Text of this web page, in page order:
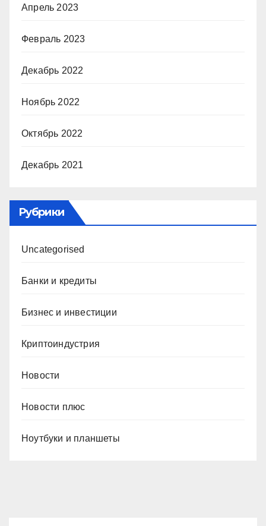
Апрель 2023
Февраль 2023
Декабрь 2022
Ноябрь 2022
Октябрь 2022
Декабрь 2021
Рубрики
Uncategorised
Банки и кредиты
Бизнес и инвестиции
Криптоиндустрия
Новости
Новости плюс
Ноутбуки и планшеты